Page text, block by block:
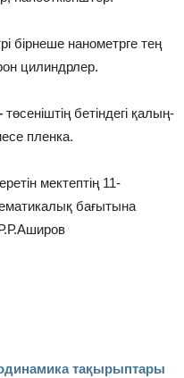
бір­не­ше нанометр­ге тең
ци­ли­ндр­лер.
тө­се­ніш­тің бе­тін­дегі қа­лың­
пленка­.
мектептің 11-
бағытына
тақырыптары